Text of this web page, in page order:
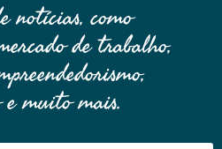
notícias, como
de trabalho,
e muito mais.